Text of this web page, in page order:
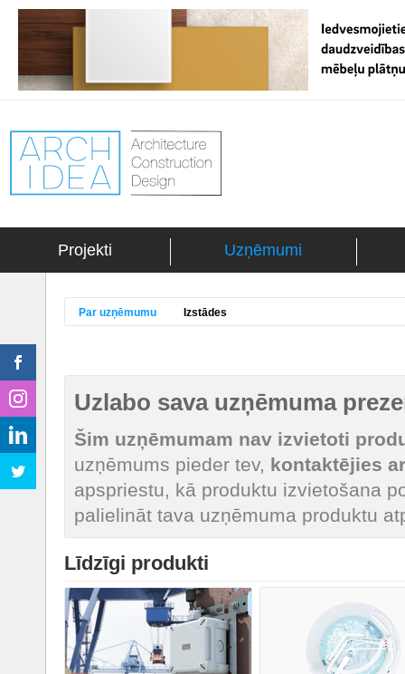
Projekti Uzņēmumi
Par uzņēmumu Izstādes
Uzlabo sava uzņēmuma
Šim uzņēmumam nav izvietoti
uzņēmums pieder tev, kontaktējies
apspriestu, kā produktu izvietošana
palielināt tava uzņēmuma produktu
Līdzīgi produkti